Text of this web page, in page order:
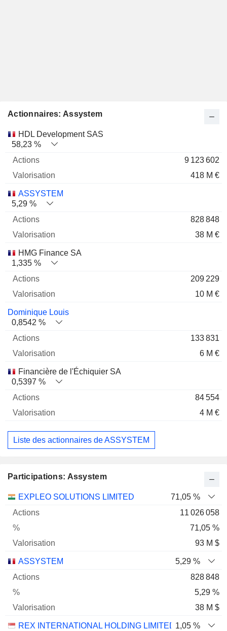
Actionnaires: Assystem
Nom Actions % Valorisation
HDL Development SAS
58,23 %
9 123 602
418 M €
ASSYSTEM
5,29 %
828 848
38 M €
HMG Finance SA
1,335 %
209 229
10 M €
Dominique Louis
0,8542 %
133 831
6 M €
Financière de l'Échiquier SA
0,5397 %
84 554
4 M €
Liste des actionnaires de ASSYSTEM
Participations: Assystem
Nom Actions % Valorisation
EXPLEO SOLUTIONS LIMITED
71,05 %
11 026 058
71,05 %
93 M $
ASSYSTEM
5,29 %
828 848
5,29 %
38 M $
REX INTERNATIONAL HOLDING LIMITED 1,05 %